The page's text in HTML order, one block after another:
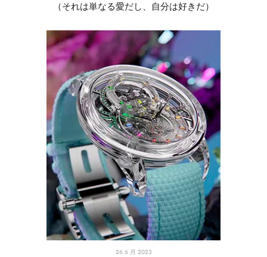
（それは単なる愛だし、自分は好きだ）
26 6 月 2023